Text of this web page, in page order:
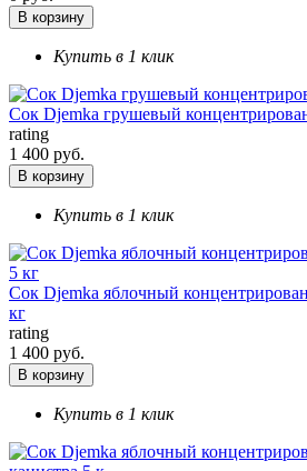
В корзину
Купить в 1 клик
Сок Djemka грушевый
rating
1 400 руб.
В корзину
Купить в 1 клик
Сок Djemka яблочный
кг
rating
1 400 руб.
В корзину
Купить в 1 клик